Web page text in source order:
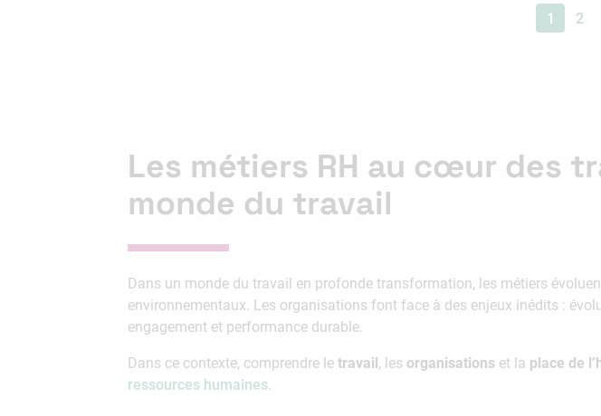
1 2
Les métiers RH au cœur des
monde du travail
Dans un monde du travail en profonde transformation, les métiers
environnementaux. Les organisations font face à des enjeux inédits :
engagement et performance durable.
Dans ce contexte, comprendre le travail, les organisations et la place de
ressources humaines.